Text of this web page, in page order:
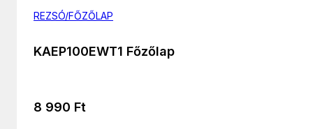
REZSÓ/FŐZŐLAP
KAEP100EWT1 Főzőlap
8 990 Ft